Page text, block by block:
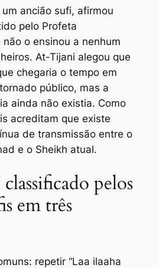
ancião sufi, afirmou
pelo Profeta
o ensinou a nenhum
At-Tijani alegou que
chegaria o tempo em
público, mas a
ainda não existia. Como
acreditam que existe
de transmissão entre o
e o Sheikh atual.
pelos
em três
repetir “Laa ilaaha